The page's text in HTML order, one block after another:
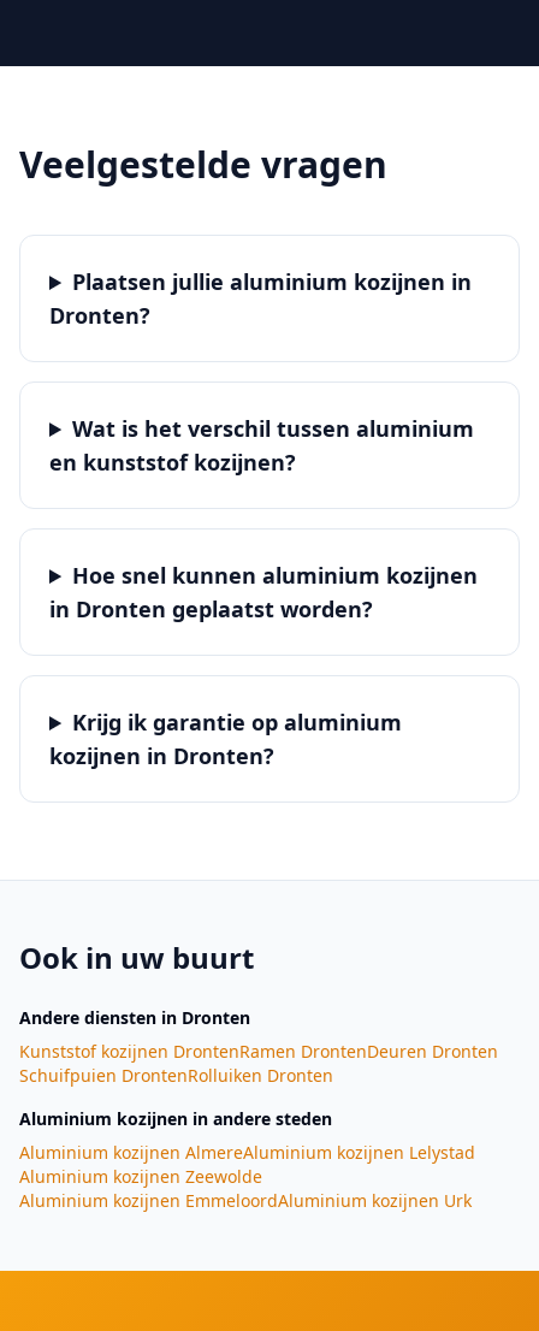
Veelgestelde vragen
Plaatsen jullie aluminium kozijnen in
Dronten?
Wat is het verschil tussen aluminium
en kunststof kozijnen?
Hoe snel kunnen aluminium kozijnen
in Dronten geplaatst worden?
Krijg ik garantie op aluminium
kozijnen in Dronten?
Ook in uw buurt
Andere diensten in Dronten
Kunststof kozijnen DrontenRamen DrontenDeuren Dronten
Schuifpuien DrontenRolluiken Dronten
Aluminium kozijnen in andere steden
Aluminium kozijnen AlmereAluminium kozijnen Lelystad
Aluminium kozijnen Zeewolde
Aluminium kozijnen EmmeloordAluminium kozijnen Urk